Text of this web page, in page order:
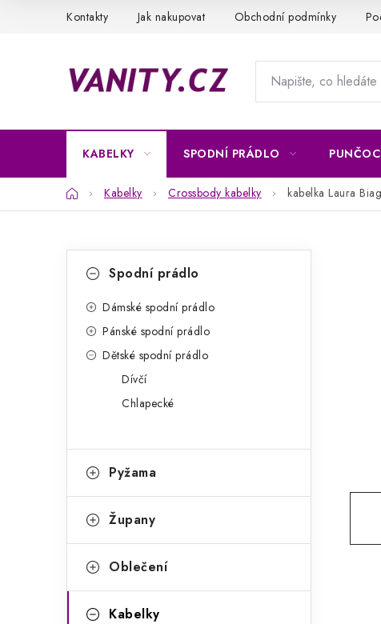
Kontakty Jak nakupovat Obchodní podmínky
KABELKY SPODNÍ PRÁDLO
DomůKabelky Crossbody kabelky kabelka Laura
n
í
p
n
kategorie
i
Spodní prádlo
Dámské spodní prádlo
Pánské spodní prádlo
Dětské spodní prádlo
Dívčí
Chlapecké
Pyžama
Župany
Oblečení
Kabelky